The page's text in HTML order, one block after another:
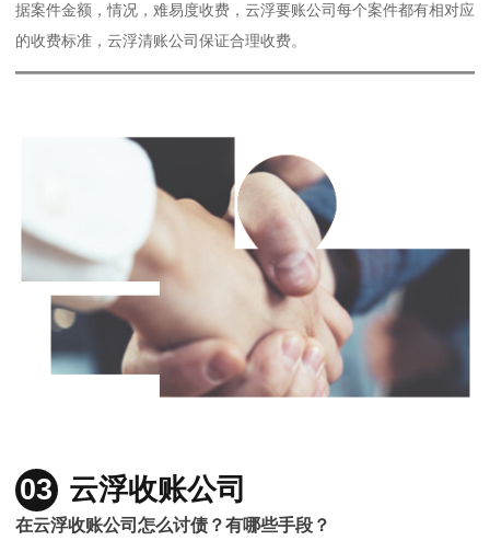
据案件金额，情况，难易度收费，云浮要账公司每个案件都有相对应
的收费标准，云浮清账公司保证合理收费。
03 云浮收账公司
在云浮收账公司怎么讨债？有哪些手段？